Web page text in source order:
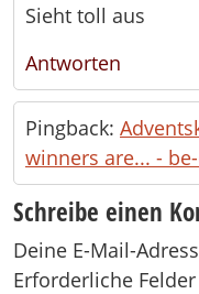
Sieht toll aus
Antworten
Pingback:
winners are... -
Schreibe einen
Deine E-Mail-
Erforderliche